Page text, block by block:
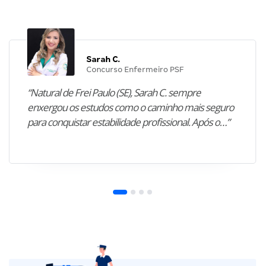
Sarah C.
Concurso Enfermeiro PSF
“Natural de Frei Paulo (SE), Sarah C. sempre
enxergou os estudos como o caminho mais seguro
para conquistar estabilidade profissional. Após o…”